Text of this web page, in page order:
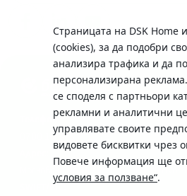
Страницата на DSK Home
(cookies), за да подобри
анализира трафика и да
персонализирана
се споделя с партньори
рекламни и аналитични
управлявате своите
видовете бисквитки чрез
Повече информация ще
условия за ползване“.
Телефон:
0700 10 375 / *2375
Московска No.19 / ул. Г. Бенковски No.
SWIFT/BIC: